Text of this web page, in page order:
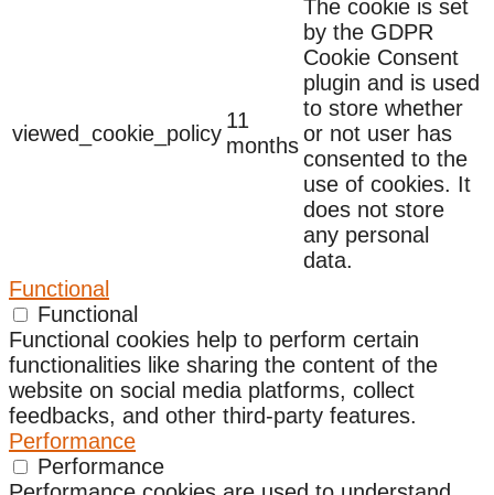
viewed_cookie_policy
11
months
The cookie is set
by the GDPR
Cookie Consent
plugin and is used
to store whether
or not user has
consented to the
use of cookies. It
does not store
any personal
data.
Functional
Functional
Functional cookies help to perform certain
functionalities like sharing the content of the
website on social media platforms, collect
feedbacks, and other third-party features.
Performance
Performance